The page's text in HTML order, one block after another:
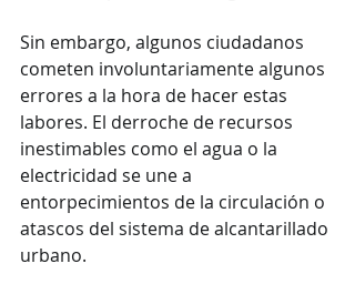
Sin embargo, algunos ciudadanos
cometen involuntariamente algunos
errores a la hora de hacer estas
labores. El derroche de recursos
inestimables como el agua o la
electricidad se une a
entorpecimientos de la circulación o
atascos del sistema de alcantarillado
urbano.